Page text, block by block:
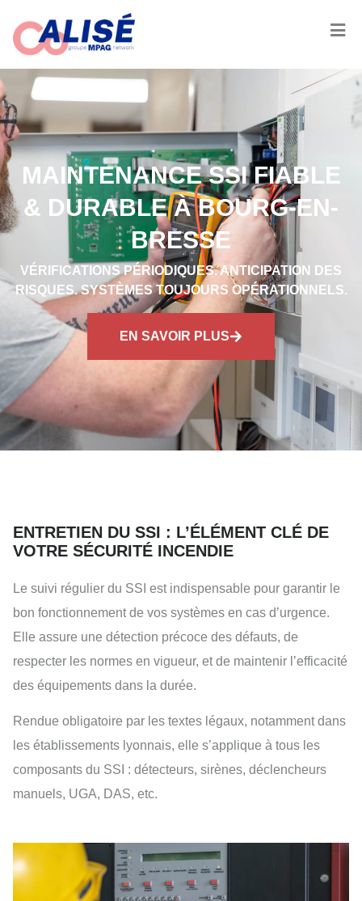
MAINTENANCE SSI FIABLE
& DURABLE À BOURG-EN-
BRESSE
VÉRIFICATIONS PÉRIODIQUES. ANTICIPATION DES
RISQUES. SYSTÈMES TOUJOURS OPÉRATIONNELS.
EN SAVOIR PLUS
ENTRETIEN DU SSI : L’ÉLÉMENT CLÉ DE
VOTRE SÉCURITÉ INCENDIE
Le suivi régulier du SSI est indispensable pour garantir le
bon fonctionnement de vos systèmes en cas d’urgence.
Elle assure une détection précoce des défauts, de
respecter les normes en vigueur, et de maintenir l’efficacité
des équipements dans la durée.
Rendue obligatoire par les textes légaux, notamment dans
les établissements lyonnais, elle s’applique à tous les
composants du SSI : détecteurs, sirènes, déclencheurs
manuels, UGA, DAS, etc.